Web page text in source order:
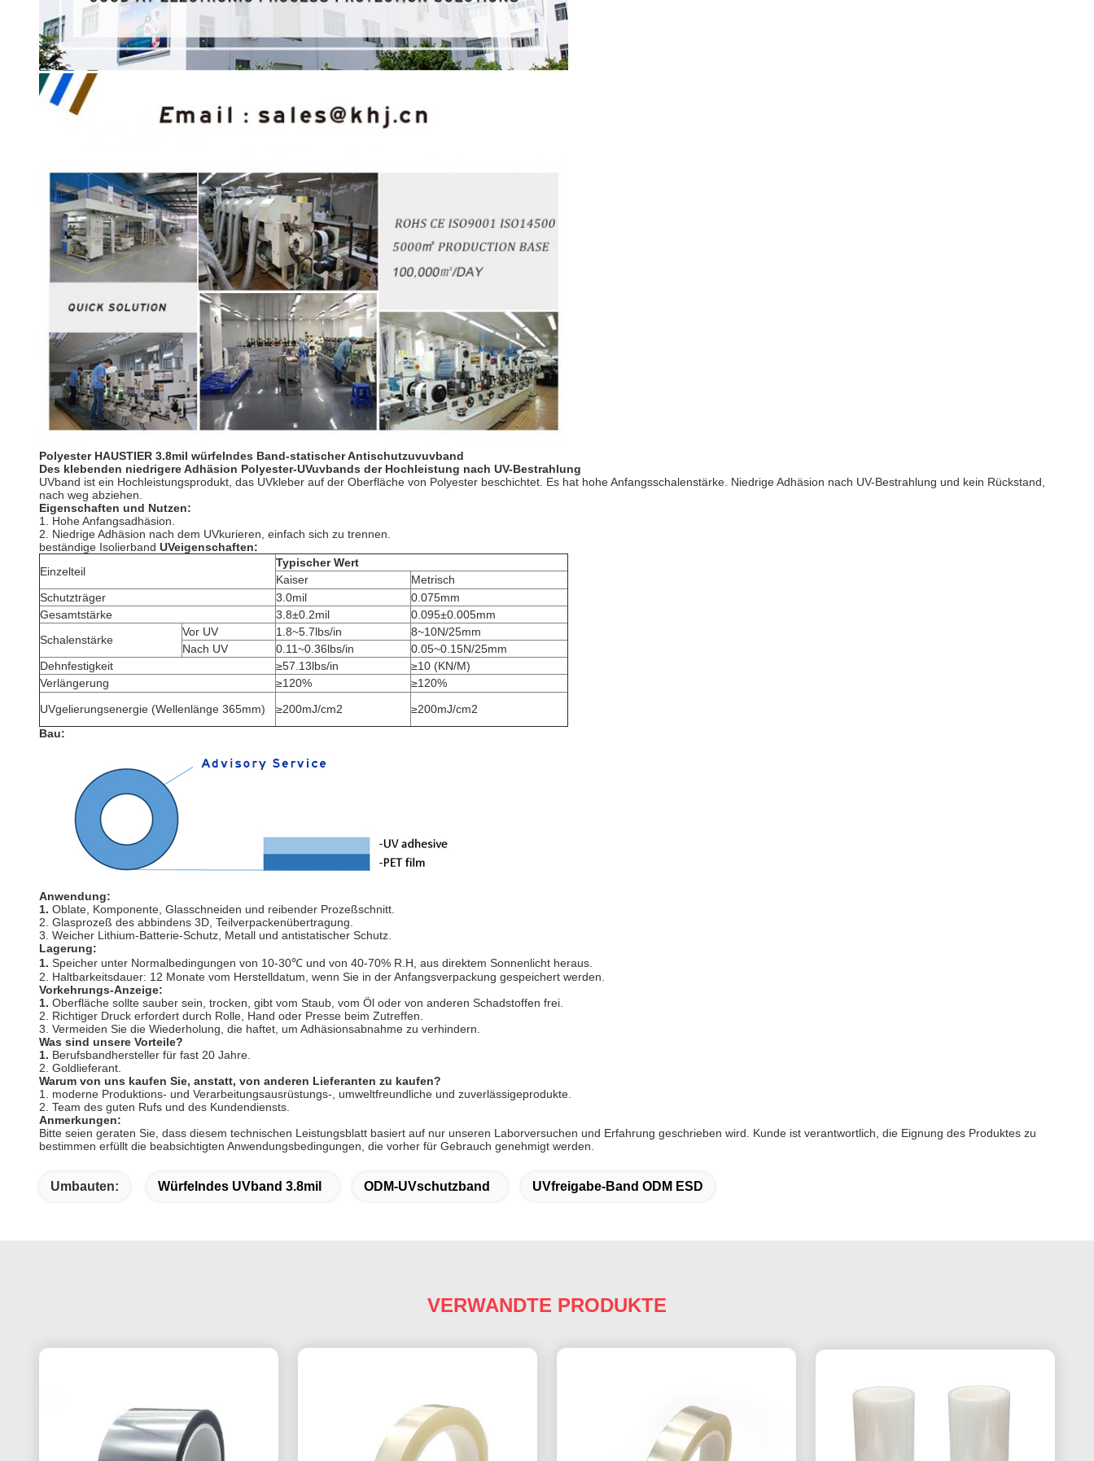
Polyester HAUSTIER 3.8mil würfelndes Band-statischer Antischutzuvuvband
Des klebenden niedrigere Adhäsion Polyester-UVuvbands der Hochleistung nach UV-Bestrahlung
UVband ist ein Hochleistungsprodukt, das UVkleber auf der Oberfläche von Polyester beschichtet. Es hat hohe Anfangsschalenstärke. Niedrige Adhäsion nach UV-Bestrahlung und kein Rückstand,
nach weg abziehen.
Eigenschaften und Nutzen:
1. Hohe Anfangsadhäsion.
2. Niedrige Adhäsion nach dem UVkurieren, einfach sich zu trennen.
beständige Isolierband UVeigenschaften:
Einzelteil
Typischer Wert
Kaiser
Metrisch
Schutzträger
3.0mil
0.075mm
Gesamtstärke
3.8±0.2mil
0.095±0.005mm
Schalenstärke
Vor UV 1.8~5.7lbs/in
8~10N/25mm
Nach UV
0.11~0.36lbs/in
0.05~0.15N/25mm
Dehnfestigkeit
≥57.13lbs/in
≥10 (KN/M)
Verlängerung
≥120%
≥120%
UVgelierungsenergie (Wellenlänge 365mm)
≥200mJ/cm2
≥200mJ/cm2
Bau:
Anwendung:
1. Oblate, Komponente, Glasschneiden und reibender Prozeßschnitt.
2. Glasprozeß des abbindens 3D, Teilverpackenübertragung.
3. Weicher Lithium-Batterie-Schutz, Metall und antistatischer Schutz.
Lagerung:
1. Speicher unter Normalbedingungen von 10-30℃ und von 40-70% R.H, aus direktem Sonnenlicht heraus.
2. Haltbarkeitsdauer: 12 Monate vom Herstelldatum, wenn Sie in der Anfangsverpackung gespeichert werden.
Vorkehrungs-Anzeige:
1. Oberfläche sollte sauber sein, trocken, gibt vom Staub, vom Öl oder von anderen Schadstoffen frei.
2. Richtiger Druck erfordert durch Rolle, Hand oder Presse beim Zutreffen.
3. Vermeiden Sie die Wiederholung, die haftet, um Adhäsionsabnahme zu verhindern.
Was sind unsere Vorteile?
1. Berufsbandhersteller für fast 20 Jahre.
2. Goldlieferant.
Warum von uns kaufen Sie, anstatt, von anderen Lieferanten zu kaufen?
1. moderne Produktions- und Verarbeitungsausrüstungs-, umweltfreundliche und zuverlässigeprodukte.
2. Team des guten Rufs und des Kundendiensts.
Anmerkungen:
Bitte seien geraten Sie, dass diesem technischen Leistungsblatt basiert auf nur unseren Laborversuchen und Erfahrung geschrieben wird. Kunde ist verantwortlich, die Eignung des Produktes zu
bestimmen erfüllt die beabsichtigten Anwendungsbedingungen, die vorher für Gebrauch genehmigt werden.
Umbauten: Würfelndes UVband 3.8mil ODM-UVschutzband UVfreigabe-Band ODM ESD
VERWANDTE PRODUKTE